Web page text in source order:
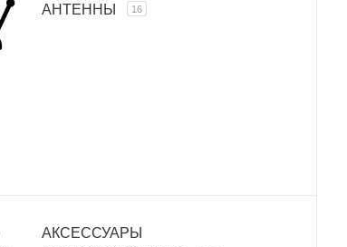
АНТЕННЫ 16
АКСЕССУАРЫ